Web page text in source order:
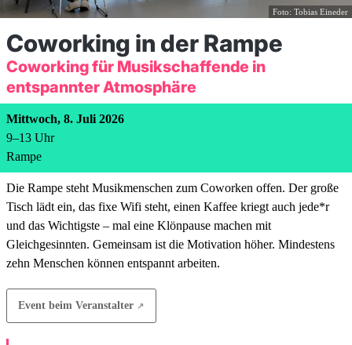
Foto: Tobias Eineder
Coworking in der Rampe
Coworking für Musikschaffende in
entspannter Atmosphäre
Mittwoch, 8. Juli 2026
9–13 Uhr
Rampe
Die Rampe steht Musikmenschen zum Coworken offen. Der große
Tisch lädt ein, das fixe Wifi steht, einen Kaffee kriegt auch jede*r
und das Wichtigste – mal eine Klönpause machen mit
Gleichgesinnten. Gemeinsam ist die Motivation höher. Mindestens
zehn Menschen können entspannt arbeiten.
Event beim Veranstalter